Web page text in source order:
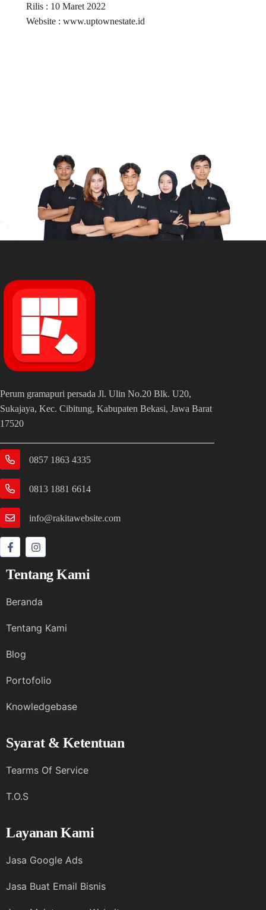
Rilis : 10 Maret 2022
Website : www.uptownestate.id
Perum gramapuri persada Jl. Ulin No.20 Blk. U20,
Sukajaya, Kec. Cibitung, Kabupaten Bekasi, Jawa Barat
17520
0857 1863 4335
0813 1881 6614
info@rakitawebsite.com
Tentang Kami
Beranda
Tentang Kami
Blog
Portofolio
Knowledgebase
Syarat & Ketentuan
Tearms Of Service
T.O.S
Layanan Kami
Jasa Google Ads
Jasa Buat Email Bisnis